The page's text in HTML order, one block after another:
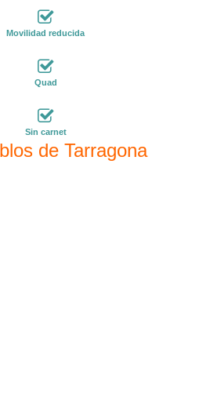
Movilidad reducida
Quad
Sin carnet
de Tarragona